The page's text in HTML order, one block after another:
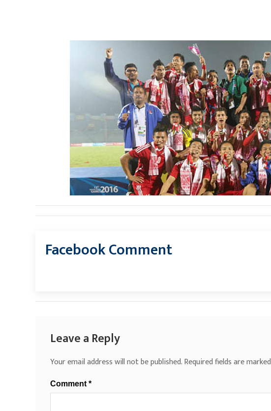
Facebook Comment
Leave a Reply
Your email address will not be published.Required fields are marked
Comment *